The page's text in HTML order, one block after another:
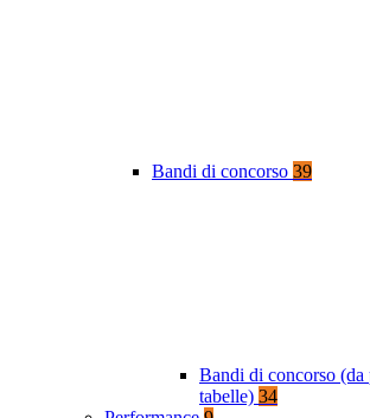
Bandi di concorso 39
Bandi di concorso (da
tabelle) 34